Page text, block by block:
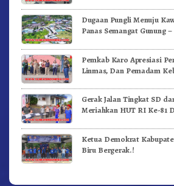
Dugaan Pungli Menuju
Panas Semangat Gunung
Pemkab Karo Apresiasi
Linmas, Dan Pemadam
Gerak Jalan Tingkat SD
Meriahkan HUT RI Ke-81
Ketua Demokrat
Biru Bergerak.!